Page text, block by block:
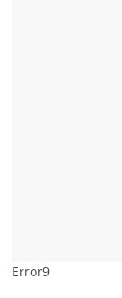
Error9